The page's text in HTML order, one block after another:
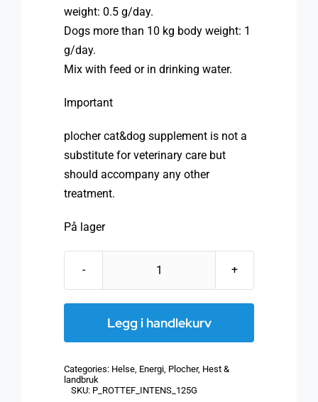
weight: 0.5 g/day.
Dogs more than 10 kg body weight: 1
g/day.
Mix with feed or in drinking water.
Important
plocher cat&dog supplement is not a
substitute for veterinary care but
should accompany any other
treatment.
På lager
Plocher
125g
Legg i handlekurv
Categories: Helse Energi Plocher, Hest &
landbruk
SKU: P_ROTTEF_INTENS_125G